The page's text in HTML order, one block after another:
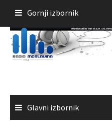
sadržaja
Gornji izbornik
Glavni izbornik